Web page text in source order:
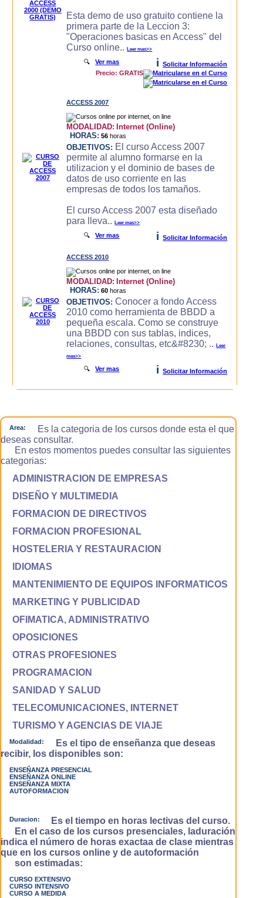
Esta demo de uso gratuito contiene la
primera parte de la Leccion 3:
"Operaciones basicas en Access" del
Curso online..Leer mas>>
🔍Ver mas i
Solicitar Información
Precio: GRATIS
ACCESS 2007
MODALIDAD: Internet (Online)
HORAS: 56 horas
OBJETIVOS: El curso Access 2007
permite al alumno formarse en la
utilizacion y el dominio de bases de
datos de uso corriente en las
empresas de todos los tamaños.
El curso Access 2007 esta diseñado
para lleva..Leer mas>>
🔍Ver mas i Solicitar Información
ACCESS 2010
MODALIDAD: Internet (Online)
HORAS: 60 horas
OBJETIVOS: Conocer a fondo Access
2010 como herramienta de BBDD a
pequeña escala. Como se construye
una BBDD con sus tablas, indices,
relaciones, consultas, etc&#8230; ..Leer
mas>>
🔍Ver mas i Solicitar Información
Area:
Es la categoria de los cursos donde esta el que
deseas consultar.
En estos momentos puedes consultar las siguientes
categorias:
ADMINISTRACION DE EMPRESAS
DISEÑO Y MULTIMEDIA
FORMACION DE DIRECTIVOS
FORMACION PROFESIONAL
HOSTELERIA Y RESTAURACION
IDIOMAS
MANTENIMIENTO DE EQUIPOS INFORMATICOS
MARKETING Y PUBLICIDAD
OFIMATICA, ADMINISTRATIVO
OPOSICIONES
OTRAS PROFESIONES
PROGRAMACION
SANIDAD Y SALUD
TELECOMUNICACIONES, INTERNET
TURISMO Y AGENCIAS DE VIAJE
Modalidad:
Es el tipo de enseñanza que deseas
recibir, los disponibles son:
ENSEÑANZA PRESENCIAL
ENSEÑANZA ONLINE
ENSEÑANZA MIXTA
AUTOFORMACION
Duracion:
Es el tiempo en horas lectivas del curso.
En el caso de los cursos presenciales, laduración
indica el número de horas exactaa de clase mientras
que en los cursos online y de autoformación
son estimadas:
CURSO EXTENSIVO
CURSO INTENSIVO
CURSO A MEDIDA